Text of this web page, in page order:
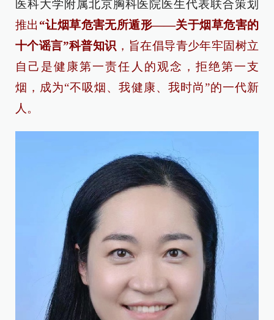
医科大学附属北京胸科医院医生代表联合策划
推出 “让烟草危害无所遁形——关于烟草危害的
十个谣言”科普知识 ，旨在倡导青少年牢固树立
自己是健康第一责任人的观念，拒绝第一支
烟，成为“不吸烟、我健康、我时尚”的一代新
人。